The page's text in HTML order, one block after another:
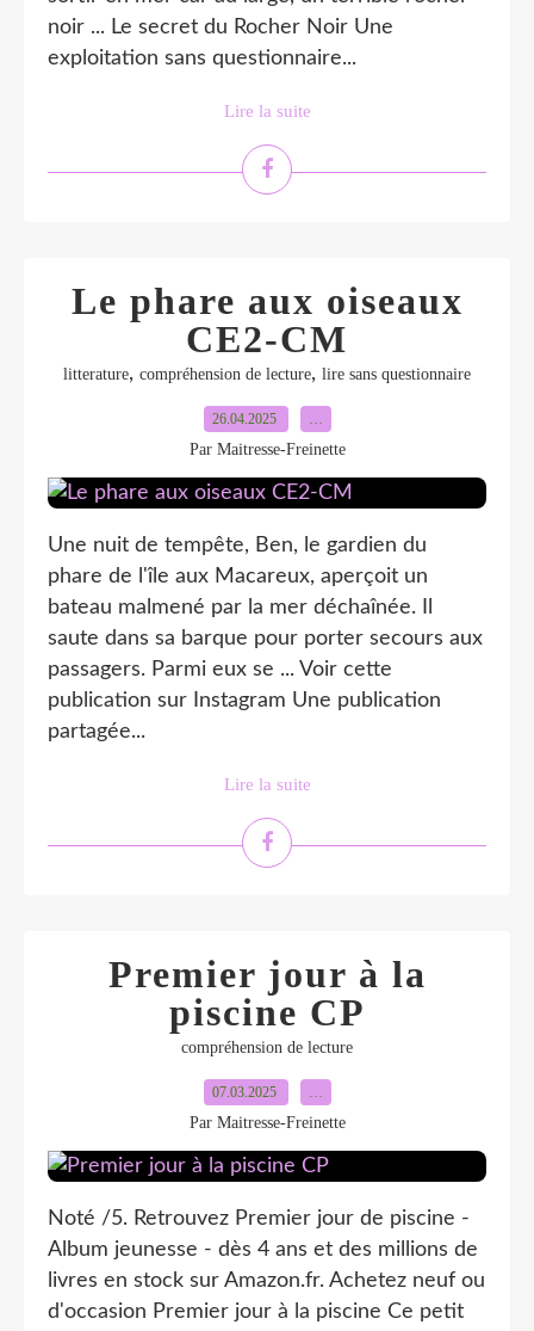
noir ... Le secret du Rocher Noir Une
exploitation sans questionnaire...
Lire la suite
Le phare aux oiseaux
CE2-CM
litterature, compréhension de lecture, lire sans questionnaire
26.04.2025 …
Par Maitresse-Freinette
Une nuit de tempête, Ben, le gardien du
phare de l'île aux Macareux, aperçoit un
bateau malmené par la mer déchaînée. Il
saute dans sa barque pour porter secours aux
passagers. Parmi eux se ... Voir cette
publication sur Instagram Une publication
partagée...
Lire la suite
Premier jour à la
piscine CP
compréhension de lecture
07.03.2025 …
Par Maitresse-Freinette
Noté /5. Retrouvez Premier jour de piscine -
Album jeunesse - dès 4 ans et des millions de
livres en stock sur Amazon.fr. Achetez neuf ou
d'occasion Premier jour à la piscine Ce petit